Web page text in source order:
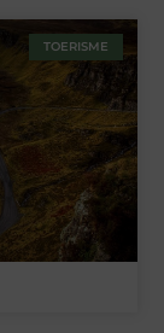
TOERISME